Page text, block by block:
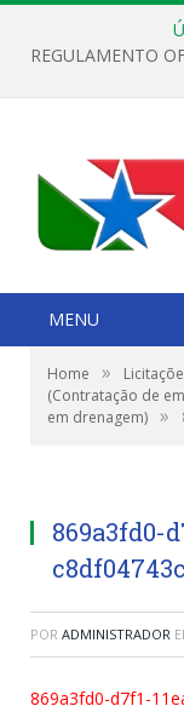
MENU
Home »
(Contratação de
em drenagem) »
869a3fd0-
POR ADMINISTRADOR
869a3fd0-d7f1-